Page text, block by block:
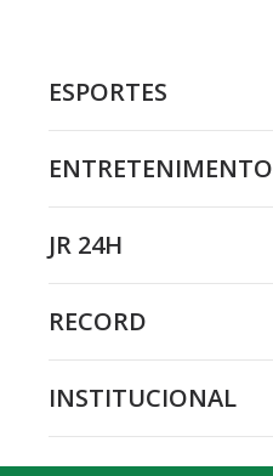
ESPORTES
ENTRETENIMENTO
JR 24H
RECORD
INSTITUCIONAL